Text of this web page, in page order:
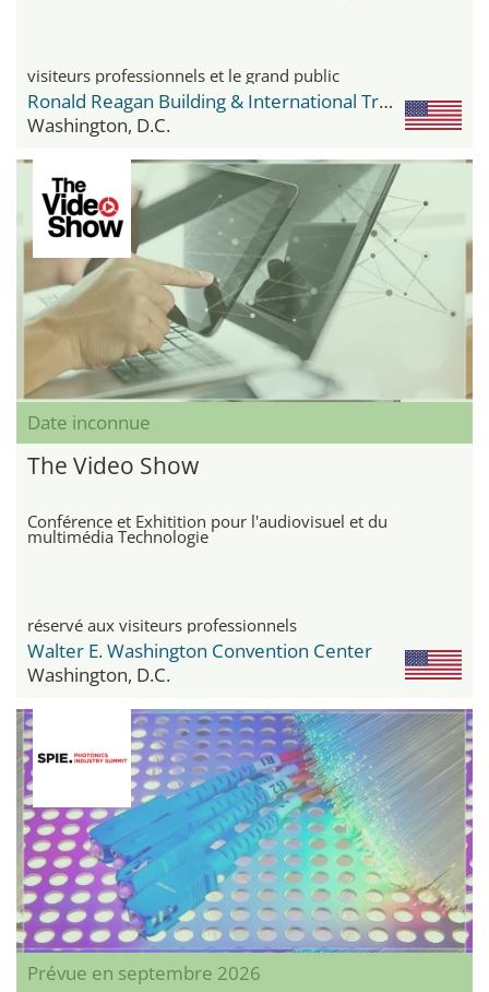
visiteurs professionnels et le grand public
Ronald Reagan Building & International Trade Center
Washington, D.C.
Date inconnue
The Video Show
Conférence et Exhitition pour l'audiovisuel et du
multimédia Technologie
réservé aux visiteurs professionnels
Walter E. Washington Convention Center
Washington, D.C.
Prévue en septembre 2026